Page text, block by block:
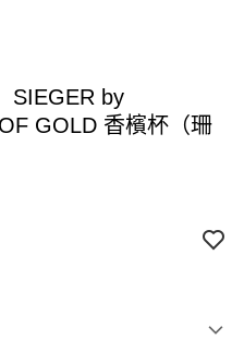
SIEGER by
GOLD 香檳杯（珊